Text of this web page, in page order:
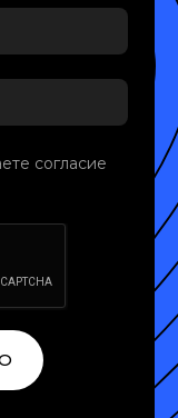
согласие